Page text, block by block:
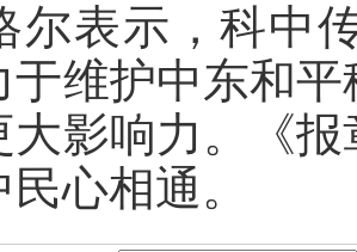
尔表示，科中
于维护中东和
大影响力。《
心相通。